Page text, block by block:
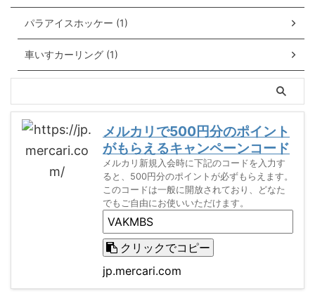
パラアイスホッケー (1)
車いすカーリング (1)
メルカリで500円分のポイント
がもらえるキャンペーンコード
メルカリ新規入会時に下記のコードを入力す
ると、500円分のポイントが必ずもらえます。
このコードは一般に開放されており、どなた
でもご自由にお使いいただけます。
クリックでコピー
jp.mercari.com